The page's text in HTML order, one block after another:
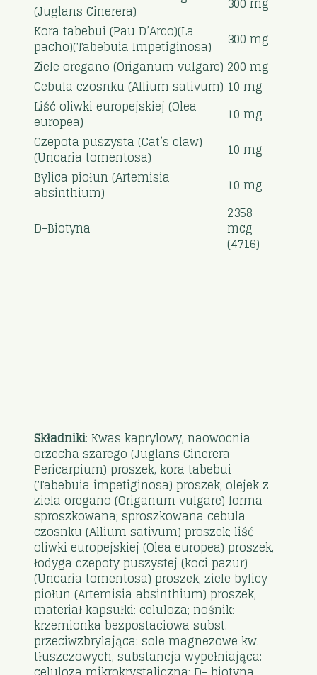
(Juglans Cinerera)
Kora tabebui (Pau D’Arco)(La
pacho)(Tabebuia Impetiginosa)
300 mg
Ziele oregano (Origanum vulgare) 200 mg
Cebula czosnku (Allium sativum) 10 mg
Liść oliwki europejskiej (Olea
europea)
10 mg
Czepota puszysta (Cat’s claw)
(Uncaria tomentosa)
10 mg
Bylica piołun (Artemisia
absinthium) 10 mg
D-Biotyna
2358
mcg
(4716)
Składniki: Kwas kaprylowy, naowocnia
orzecha szarego (Juglans Cinerera
Pericarpium) proszek, kora tabebui
(Tabebuia impetiginosa) proszek; olejek z
ziela oregano (Origanum vulgare) forma
sproszkowana; sproszkowana cebula
czosnku (Allium sativum) proszek; liść
oliwki europejskiej (Olea europea) proszek,
łodyga czepoty puszystej (koci pazur)
(Uncaria tomentosa) proszek, ziele bylicy
piołun (Artemisia absinthium) proszek,
materiał kapsułki: celuloza; nośnik:
krzemionka bezpostaciowa subst.
przeciwzbrylająca: sole magnezowe kw.
tłuszczowych, substancja wypełniająca: